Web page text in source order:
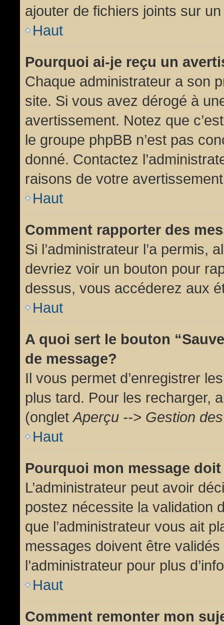
ajouter de fichiers joints sur
Haut
Pourquoi ai-je reçu un
Chaque administrateur a son
site. Si vous avez dérogé à
avertissement. Notez que
le groupe phpBB n’est pas
donné. Contactez
raisons de votre
Haut
Comment rapporter des
Si l’administrateur l’a permis,
devriez voir un bouton pour
dessus, vous accéderez aux
Haut
A quoi sert le bouton
de message?
Il vous permet d’enregistrer
plus tard. Pour les recharger,
(ongletAperçu --> Gestion
Haut
Pourquoi mon message
L’administrateur peut avoir
postez nécessite la validation
que l’administrateur vous ait
messages doivent être
l’administrateur pour plus
Haut
Comment remonter mon